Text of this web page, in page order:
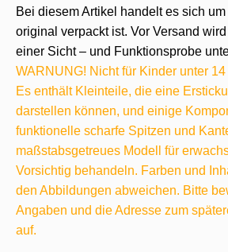
Bei diesem Artikel handelt es sich
original verpackt ist. Vor Versand
einer Sicht – und Funktionsprobe
WARNUNG! Nicht für Kinder unter
Es enthält Kleinteile, die eine
darstellen können, und einige
funktionelle scharfe Spitzen und
maßstabsgetreues Modell für
Vorsichtig behandeln. Farben und
den Abbildungen abweichen. Bitte
Angaben und die Adresse zum
auf.